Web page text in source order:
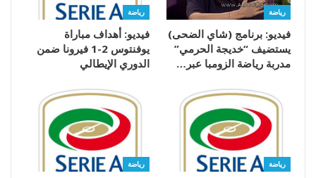
رياضة
فيديو: برنامج (شاي الضحى)
يستضيف “خديجة الحرمي”
مدربة رياضة الزومبا عبر…
رياضة
فيديو: أهداف مباراة
يوفنتوس 2-1 فيرونا ضمن
الدوري الإيطالي
رياضة رياضة